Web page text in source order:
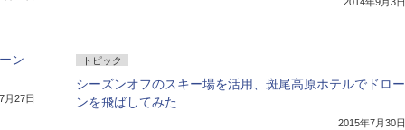
ン
月27日
トピック
シーズンオフのスキー場を活用、斑尾高原ホテルでドロー
ンを飛ばしてみた
2015年7月30日